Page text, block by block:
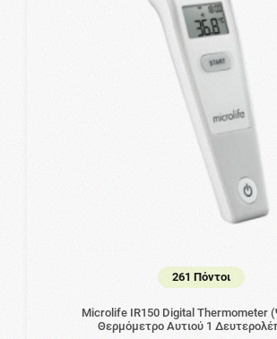
261 Πόντοι
Microlife IR150 Digital Thermometer
Θερμόμετρο Αυτιού 1